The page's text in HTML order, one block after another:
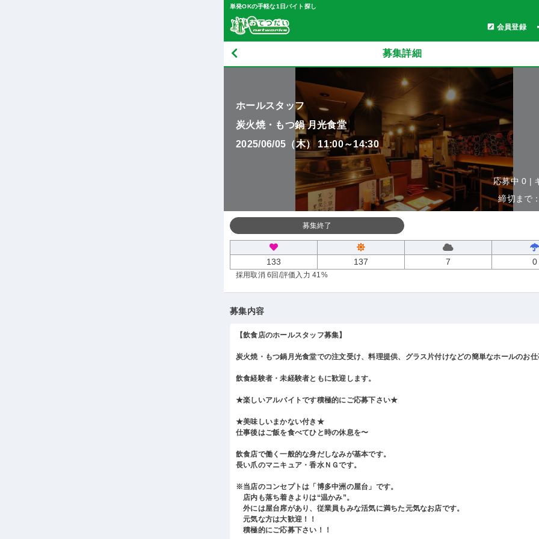
単発OKの手軽な1日バイト探し
会員登録
募集詳細
ホールスタッフ
炭火焼・もつ鍋 月光食堂
2025/06/05（木） 11:00～14:30
応募中 0 |
締切まで
募集終了
133 137 7 0
採用取消 6回 /評価入力 41%
募集内容
【飲食店のホールスタッフ募集】
炭火焼・もつ鍋月光食堂での注文受け、料理提供、グラス片付けなどの簡単なホールのお
飲食経験者・未経験者ともに歓迎します。
★楽しいアルバイトです積極的にご応募下さい★
★美味しいまかない付き★
仕事後はご飯を食べてひと時の休息を〜
飲食店で働く一般的な身だしなみが基本です。
長い爪のマニキュア・香水ＮＧです。
※当店のコンセプトは「博多中洲の屋台」です。
店内も落ち着きよりは“温かみ”。
外には屋台席があり、従業員もみな活気に満ちた元気なお店です。
元気な方は大歓迎！！
積極的にご応募下さい！！